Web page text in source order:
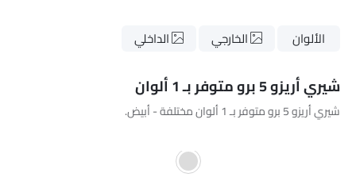
الألوان الخارجي الداخلي
شيري أريزو 5 برو متوفر بـ 1 ألوان
شيري أريزو 5 برو متوفر بـ 1 ألوان مختلفة - أبيض.